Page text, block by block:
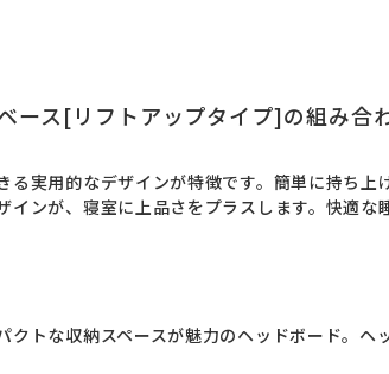
ス[リフトアップタイプ]の組み合わ
る実用的なデザインが特徴です。簡単に持ち
ンが、寝室に上品さをプラスします。快適な
トな収納スペースが魅力のヘッドボード。